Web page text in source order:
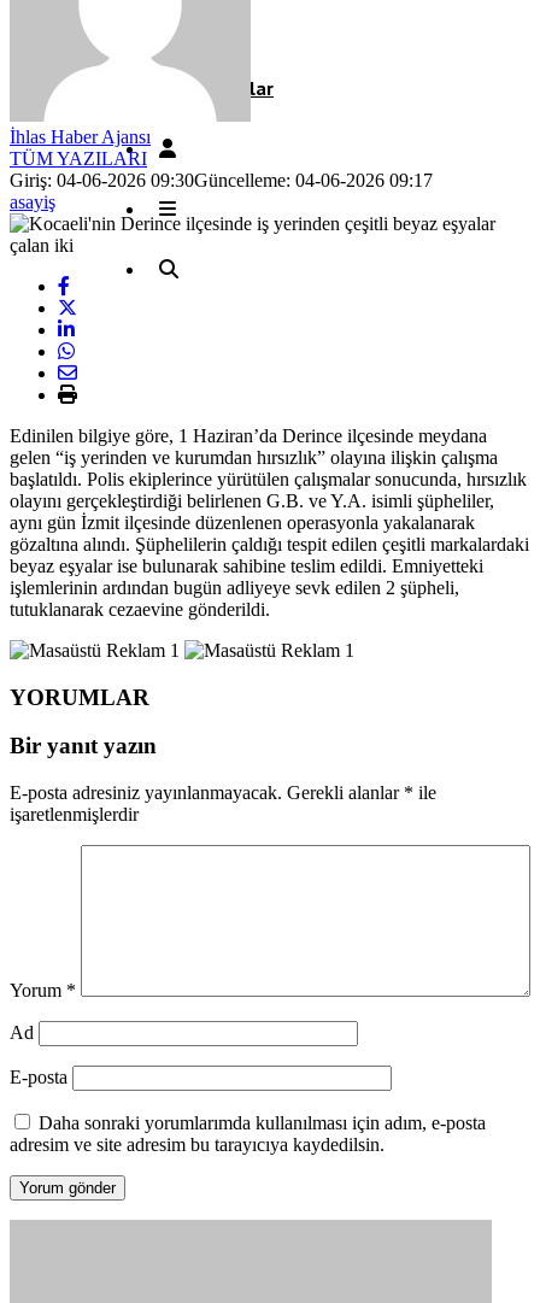
Röportaj
Resmi İlanlar
İhlas Haber Ajansı
TÜM YAZILARI
Giriş: 04-06-2026 09:30Güncelleme: 04-06-2026 09:17
asayiş
Edinilen bilgiye göre, 1 Haziran’da Derince ilçesinde meydana
gelen “iş yerinden ve kurumdan hırsızlık” olayına ilişkin çalışma
başlatıldı. Polis ekiplerince yürütülen çalışmalar sonucunda, hırsızlık
olayını gerçekleştirdiği belirlenen G.B. ve Y.A. isimli şüpheliler,
aynı gün İzmit ilçesinde düzenlenen operasyonla yakalanarak
gözaltına alındı. Şüphelilerin çaldığı tespit edilen çeşitli markalardaki
beyaz eşyalar ise bulunarak sahibine teslim edildi. Emniyetteki
işlemlerinin ardından bugün adliyeye sevk edilen 2 şüpheli,
tutuklanarak cezaevine gönderildi.
YORUMLAR
Bir yanıt yazın
E-posta adresiniz yayınlanmayacak. Gerekli alanlar * ile
işaretlenmişlerdir
Yorum *
Ad
E-posta
Daha sonraki yorumlarımda kullanılması için adım, e-posta
adresim ve site adresim bu tarayıcıya kaydedilsin.